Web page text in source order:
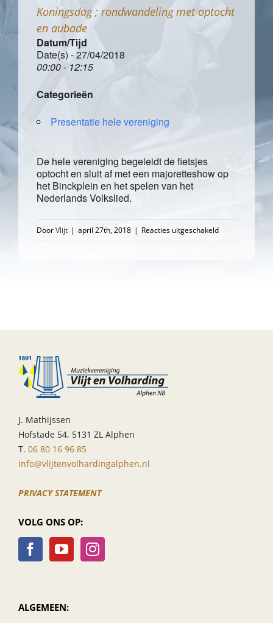
Koningsdag ; rondwandeling met optocht
en aubade
Datum/Tijd
Date(s) - 27/04/2018
00:00 - 12:15
Categorieën
Presentatie hele vereniging
De hele vereniging begeleidt de fietsjes
optocht en sluit af met een majoretteshow op
het Binckplein en het spelen van het
Nederlands Volkslied.
DoorVlijt | april 27th, 2018 | Reacties uitgeschakeldvoor
Koningsdag
aubade
J. Mathijssen
Hofstade 54, 5131 ZL Alphen
T. 06 80 16 96 85
info@vlijtenvolhardingalphen.nl
PRIVACY STATEMENT
VOLG ONS OP:
ALGEMEEN: